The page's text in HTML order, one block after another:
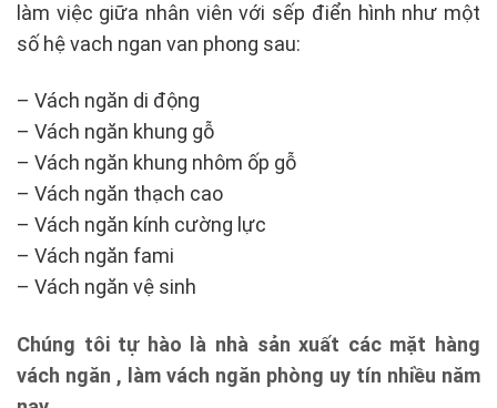
làm việc giữa nhân viên với sếp điển hình như một
số hệ vach ngan van phong sau:
– Vách ngăn di động
– Vách ngăn khung gỗ
– Vách ngăn khung nhôm ốp gỗ
– Vách ngăn thạch cao
– Vách ngăn kính cường lực
– Vách ngăn fami
– Vách ngăn vệ sinh
Chúng tôi tự hào là nhà sản xuất các mặt hàng
vách ngăn , làm vách ngăn phòng uy tín nhiều năm